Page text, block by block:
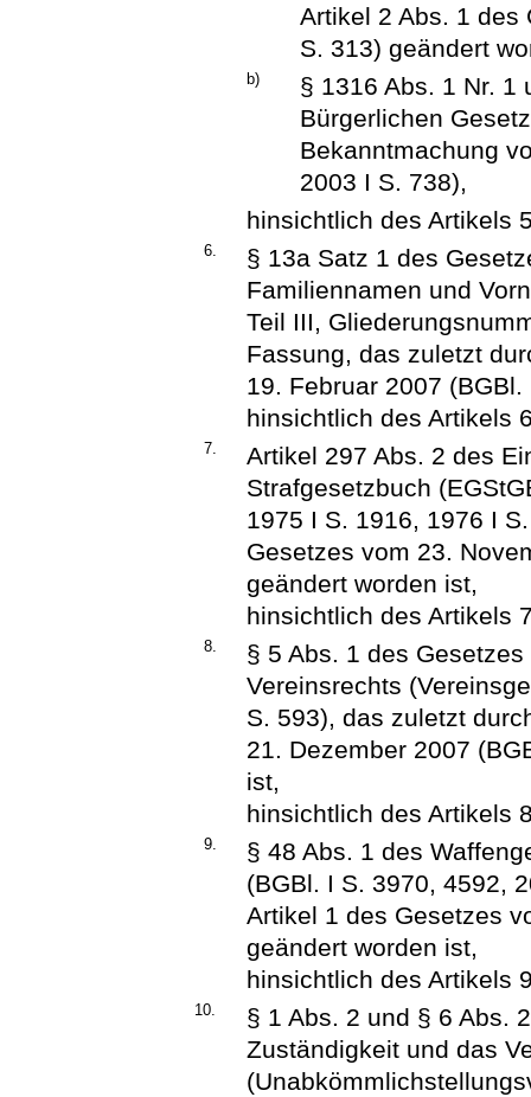
Artikel 2 Abs. 1 des
S. 313) geändert
b)
§ 1316 Abs. 1 Nr. 1
Bürgerlichen
Bekanntmachung
2003 I S. 738),
hinsichtlich des Artikels
6.
§ 13a Satz 1 des
Familiennamen und
Teil III,
Fassung, das zuletzt
19. Februar 2007
hinsichtlich des Artikels
7.
Artikel 297 Abs. 2 des
Strafgesetzbuch
1975 I S. 1916, 1976 I
Gesetzes vom 23.
geändert worden ist,
hinsichtlich des Artikels
8.
§ 5 Abs. 1 des
Vereinsrechts
S. 593), das zuletzt
21. Dezember 2007
ist,
hinsichtlich des Artikels
9.
§ 48 Abs. 1 des
(BGBl. I S. 3970, 4592,
Artikel 1 des Gesetzes
geändert worden ist,
hinsichtlich des Artikels
10.
§ 1 Abs. 2 und § 6 Abs.
Zuständigkeit und das